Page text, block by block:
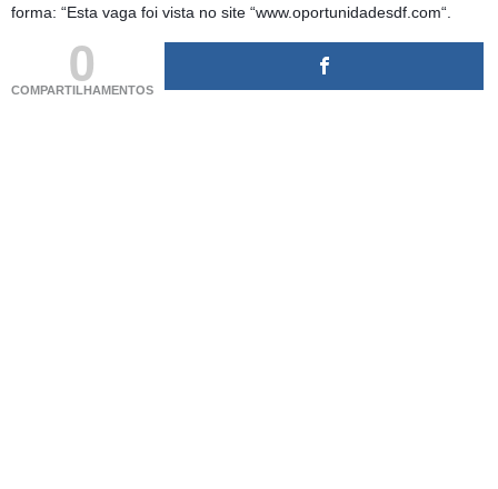
forma: “Esta vaga foi vista no site “www.oportunidadesdf.com“.
0
COMPARTILHAMENTOS